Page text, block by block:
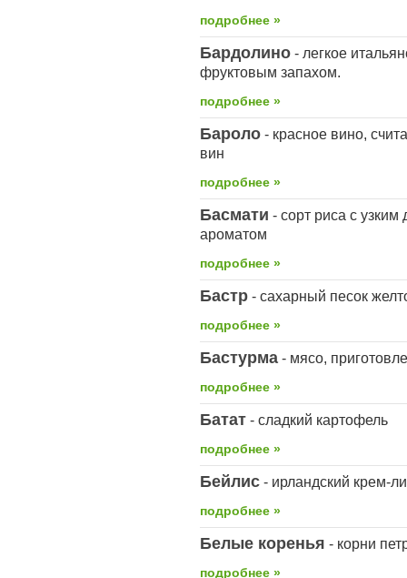
подробнее »
Бардолино - легкое
фруктовым запахом.
подробнее »
Бароло - красное вино,
вин
подробнее »
Басмати - сорт риса с
ароматом
подробнее »
Бастр - сахарный песок
подробнее »
Бастурма - мясо,
подробнее »
Батат - cладкий картофель
подробнее »
Бейлис - ирландский крем-
подробнее »
Белые коренья - корни
подробнее »